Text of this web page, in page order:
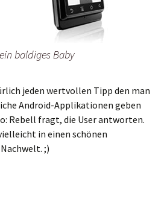
baldiges Baby
jeden wertvollen Tipp den man
Android-Applikationen geben
Rebell fragt, die User antworten.
in einen schönen
;)